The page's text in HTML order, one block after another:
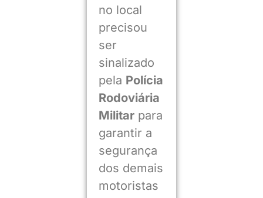
no local
precisou
ser
sinalizado
pela Polícia
Rodoviária
Militarpara
garantir a
segurança
dos demais
motoristas